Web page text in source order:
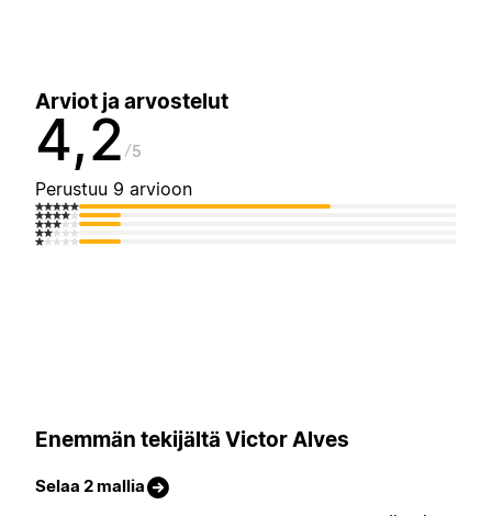
Arviot ja arvostelut
4,2 5
Perustuu 9 arvioon
Enemmän tekijältä Victor Alves
Selaa 2 mallia